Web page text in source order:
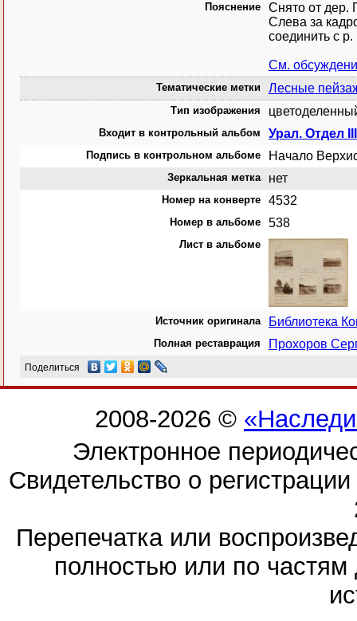
Пояснение
Снято от дер.
Слева за
соединить с
См.
Тематические метки Лесные
Тип изображения
Входит в контрольный альбом Урал. Отдел
Подпись в контрольном альбоме Начало
Зеркальная метка нет
Номер на конверте 4532
Номер в альбоме 538
Лист в альбоме
Источник оригинала Библиотека
Полная реставрация Прохоров
Поделиться
2008-2026 ©
Электронное
Свидетельство о
Перепечатка или
полностью или по частям